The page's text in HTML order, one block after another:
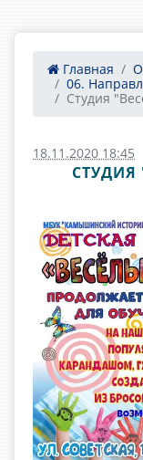
Главная
06.
Студия
18.11.2020 18:45